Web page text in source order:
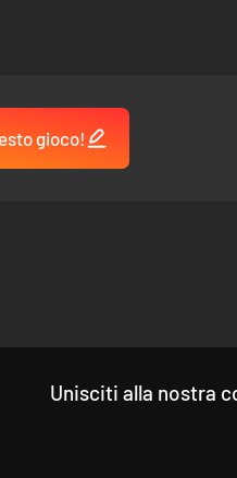
gioco!
Unisciti alla nostra